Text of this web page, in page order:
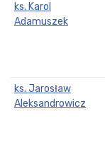
ks. Karol
Adamuszek
ks. Jarosław
Aleksandrowicz